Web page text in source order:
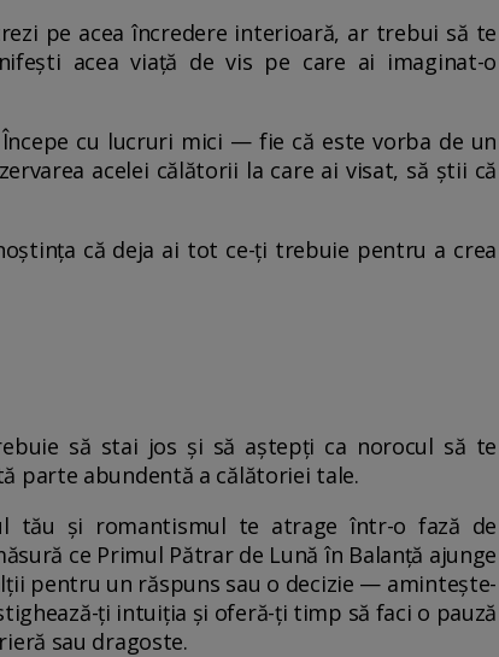
pe acea încredere interioară, ar trebui să te
acea viață de vis pe care ai imaginat-o
cu lucruri mici — fie că este vorba de un
acelei călătorii la care ai visat, să știi că
că deja ai tot ce-ți trebuie pentru a crea
să stai jos și să aștepți ca norocul să te
parte abundentă a călătoriei tale.
tău și romantismul te atrage într-o fază de
ce Primul Pătrar de Lună în Balanță ajunge
pentru un răspuns sau o decizie — amintește-
ți intuiția și oferă-ți timp să faci o pauză
sau dragoste.